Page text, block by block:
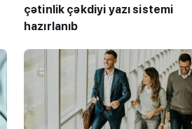
çətinlik çəkdiyi yazı sistemi
hazırlanıb